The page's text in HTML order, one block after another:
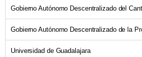
Gobierno Autónomo Descentralizado del
Gobierno Autónomo Descentralizado de la
Universidad de Guadalajara